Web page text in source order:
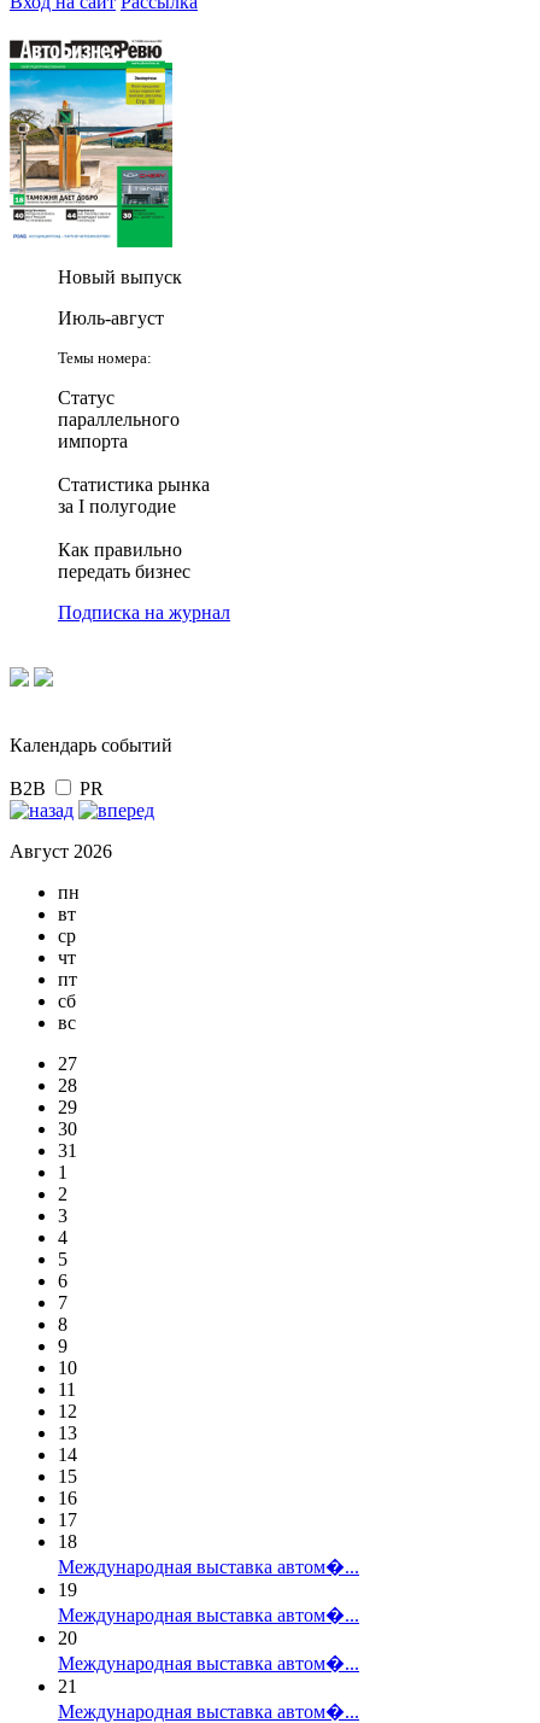
Новый выпуск
Июль-август
Темы номера:
Статус
параллельного
импорта
Статистика рынка
за I полугодие
Как правильно
передать бизнес
Подписка на журнал
Календарь событий
B2B PR
Август 2026
пн
вт
ср
чт
пт
сб
вс
27
28
29
30
31
1
2
3
4
5
6
7
8
9
10
11
12
13
14
15
16
17
18
Международная выставка автом�...
19
Международная выставка автом�...
20
Международная выставка автом�...
21
Международная выставка автом�...